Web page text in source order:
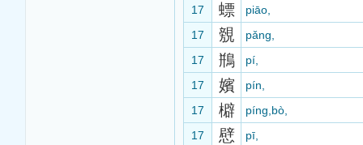
17
螵
piāo,
17
覫
pǎng,
17
鵧
pí,
17
嬪
pín,
17
檘
píng,bò,
17
憵
pī,